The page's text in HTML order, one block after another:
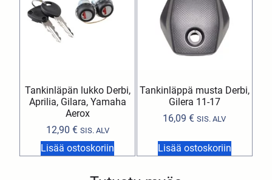
Tankinläpän lukko Derbi,
Aprilia, Gilara, Yamaha
Aerox
12,90 € SIS. ALV
Lisää ostoskoriin
Tankinläppä musta Derbi,
Gilera 11-17
16,09€ SIS. ALV
Lisää ostoskoriin